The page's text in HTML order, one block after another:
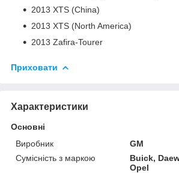
2013 XTS (China)
2013 XTS (North America)
2013 Zafira-Tourer
Приховати
Характеристики
Основні
Виробник
GM
Сумісність з маркою
Buick,
Opel